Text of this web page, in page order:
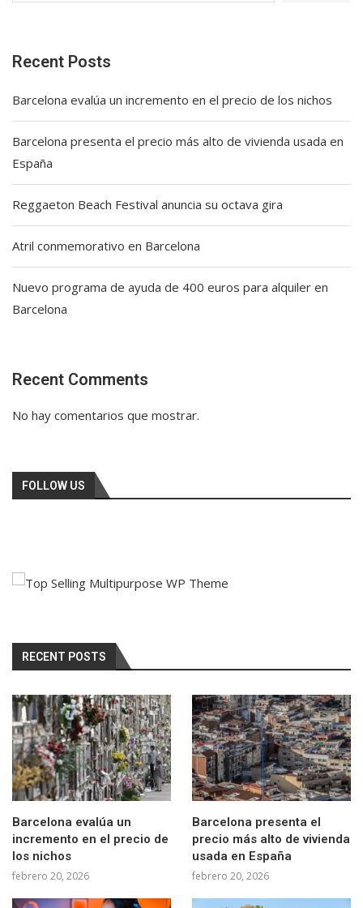
Recent Posts
Barcelona evalúa un incremento en el precio de los nichos
Barcelona presenta el precio más alto de vivienda usada en
España
Reggaeton Beach Festival anuncia su octava gira
Atril conmemorativo en Barcelona
Nuevo programa de ayuda de 400 euros para alquiler en
Barcelona
Recent Comments
No hay comentarios que mostrar.
FOLLOW US
RECENT POSTS
Barcelona evalúa un
incremento en el precio de
los nichos
febrero 20, 2026
Barcelona presenta el
precio más alto de vivienda
usada en España
febrero 20, 2026